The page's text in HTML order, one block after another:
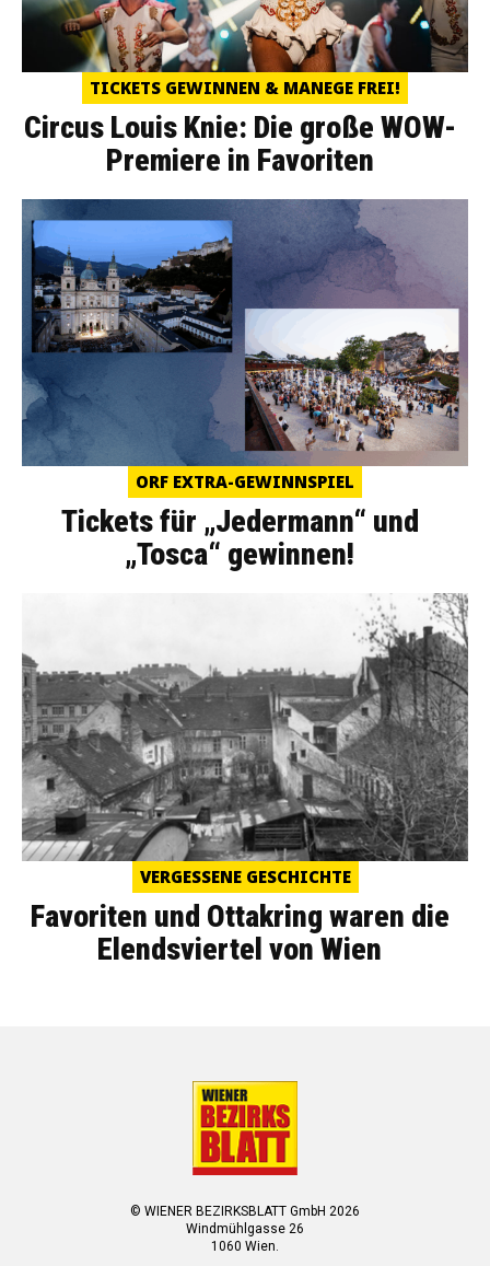
TICKETS GEWINNEN & MANEGE FREI!
Circus Louis Knie: Die große WOW-
Premiere in Favoriten
ORF EXTRA-GEWINNSPIEL
Tickets für „Jedermann“ und
„Tosca“ gewinnen!
VERGESSENE GESCHICHTE
Favoriten und Ottakring waren die
Elendsviertel von Wien
© WIENER BEZIRKSBLATT GmbH 2026
Windmühlgasse 26
1060 Wien.